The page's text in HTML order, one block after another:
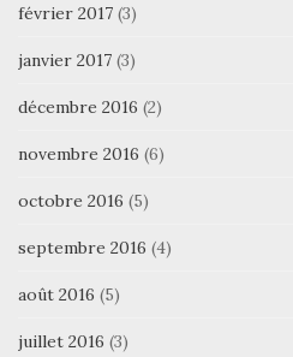
février 2017 (3)
janvier 2017 (3)
décembre 2016 (2)
novembre 2016 (6)
octobre 2016 (5)
septembre 2016 (4)
août 2016 (5)
juillet 2016 (3)